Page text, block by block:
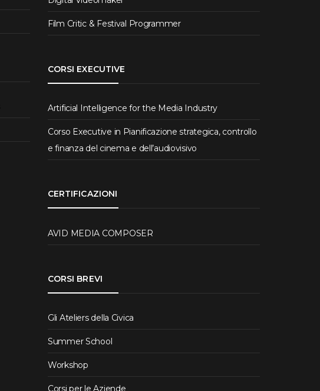
Film Critic & Festival Programmer
CORSI EXECUTIVE
Artificial Intelligence for the Media Industry
Corso Executive in Pianificazione strategica, controllo
e finanza del cinema e dell’audiovisivo
CERTIFICAZIONI
AVID MEDIA COMPOSER
CORSI BREVI
Gli Ateliers della Civica
Summer School
Workshop
Corsi per le Aziende